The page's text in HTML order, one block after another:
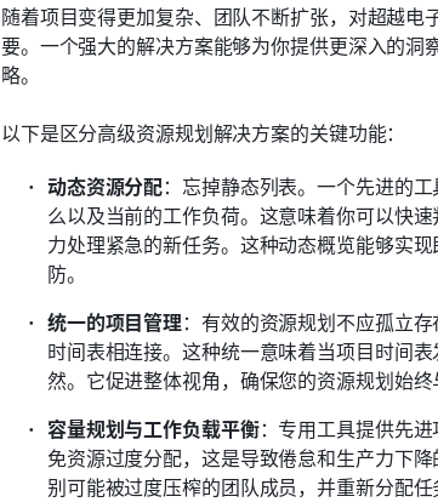
随着项目变得更加复杂、团队不断扩张，对超越
要。一个强大的解决方案能够为你提供更深入的
略。
以下是区分高级资源规划解决方案的关键功能：
动态资源分配：忘掉静态列表。一个先进的工
么以及当前的工作负荷。这意味着你可以快
力处理紧急的新任务。这种动态概览能够实
防。
统一的项目管理：有效的资源规划不应孤立
时间表相连接。这种统一意味着当项目时间
然。它促进整体视角，确保您的资源规划始终
容量规划与工作负载平衡：专用工具提供先
免资源过度分配，这是导致倦怠和生产力下
别可能被过度压榨的团队成员，并重新分配